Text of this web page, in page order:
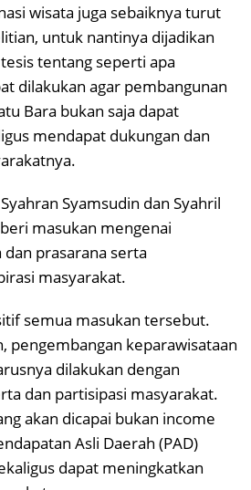
wisata juga sebaiknya turut
untuk nantinya dijadikan
tentang seperti apa
dilakukan agar pembangunan
Bara bukan saja dapat
mendapat dukungan dan
Syamsudin dan Syahril
masukan mengenai
prasarana serta
masyarakat.
semua masukan tersebut.
pengembangan keparawisataan
dilakukan dengan
dan partisipasi masyarakat.
akan dicapai bukan income
Asli Daerah (PAD)
dapat meningkatkan